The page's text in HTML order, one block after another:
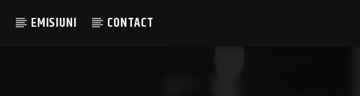
EMISIUNI CONTACT